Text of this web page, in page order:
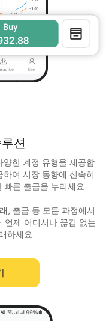
션
양한 계정 유형을 제공합
여 시장 동향에 신속히
른 출금을 누리세요.
, 출금 등 모든 과정에서
언제 어디서나 끊김 없는
하세요.